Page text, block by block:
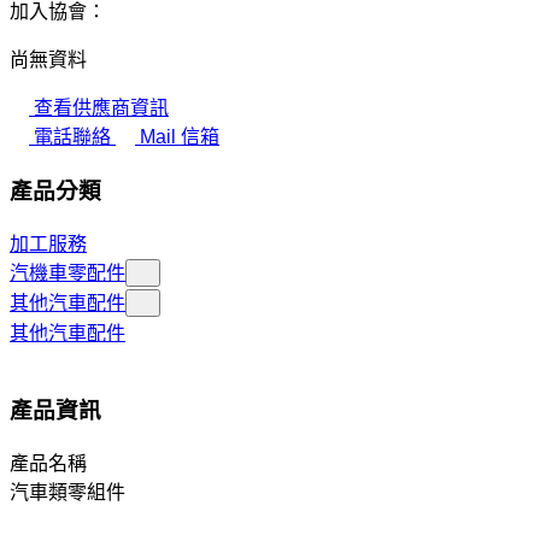
加入協會：
尚無資料
查看供應商資訊
電話聯絡
Mail 信箱
產品分類
加工服務
汽機車零配件
其他汽車配件
其他汽車配件
產品資訊
產品名稱
汽車類零組件